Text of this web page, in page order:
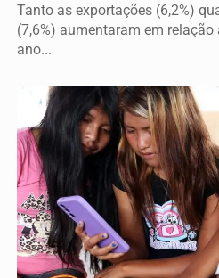
Tanto as exportações (6,2%)
(7,6%) aumentaram em
ano...